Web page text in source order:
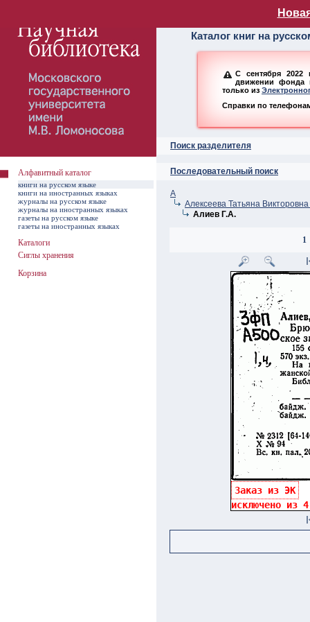
Алфавитный
Каталог книг на
С сентября 2022
движении фонда
только из
Справки по
Поиск разделителя
Последовательный поиск
А
Алексеева Татьяна
Алиев Г.А.
1
Заказ из ЭК
Алфавитный каталог
книги на русском языке
книги на иностранных языках
журналы на русском языке
журналы на иностранных языках
газеты на русском языке
газеты на иностранных языках
Каталоги
Сиглы хранения
Корзина